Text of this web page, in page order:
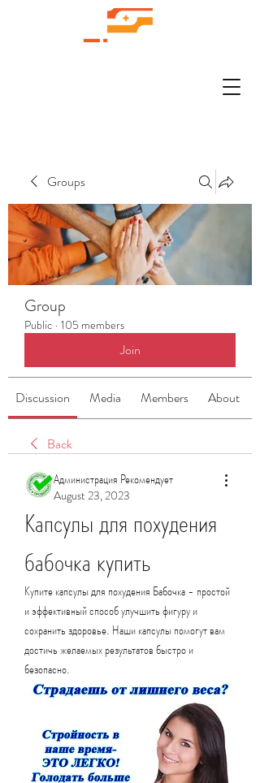
Groups
Group
Public · 105 members
Join
Discussion Media Members About
Back
Администрация Рекомендует
August 23, 2023
Капсулы для похудения
бабочка купить
Купите капсулы для похудения Бабочка - простой
и эффективный способ улучшить фигуру и
сохранить здоровье. Наши капсулы помогут вам
достичь желаемых результатов быстро и
безопасно.